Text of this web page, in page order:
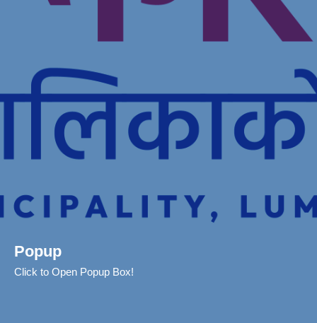
Popup
Click to Open Popup Box!